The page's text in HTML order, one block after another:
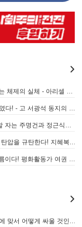
[성명] 기업 범죄 방패막이 사법부, 변하지 않는 체제의 실체 - 아리셀 참사 주범 박순관 4년 선고에 부쳐
[성명] 이재명 정부와 CU 원청이 서광석을 죽였다! - 고 서광석 동지의 죽음을 애도하며
[성명] 고진수를 즉각 석방하라! 감옥에 가야할 자는 주명건과 정근식이다!
[성명] 이재명정부·서울시교육청·경찰의 폭력 탄압을 규탄한다! 지혜복 교사와 연대자들을 즉각 석방하라!
[성명] 말뿐인 학살 규탄은 공모의 또 다른 이름이다! 평화활동가 여권 무효화 지금 당장 철회하라!
메가프로젝트, 자본을 위한 국가적 동원체제에 맞서 어떻게 싸울 것인가?